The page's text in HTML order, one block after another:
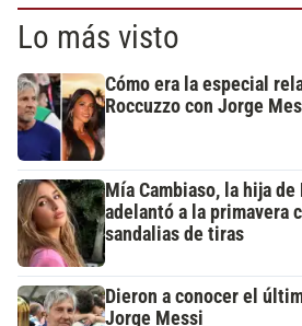
Lo más visto
Cómo era la especial
Roccuzzo con Jorge
Mía Cambiaso, la hija
adelantó a la primavera
sandalias de tiras
Dieron a conocer el
Jorge Messi